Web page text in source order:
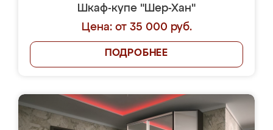
Шкаф-купе "Шер-Хан"
Цена: от 35 000 руб.
ПОДРОБНЕЕ